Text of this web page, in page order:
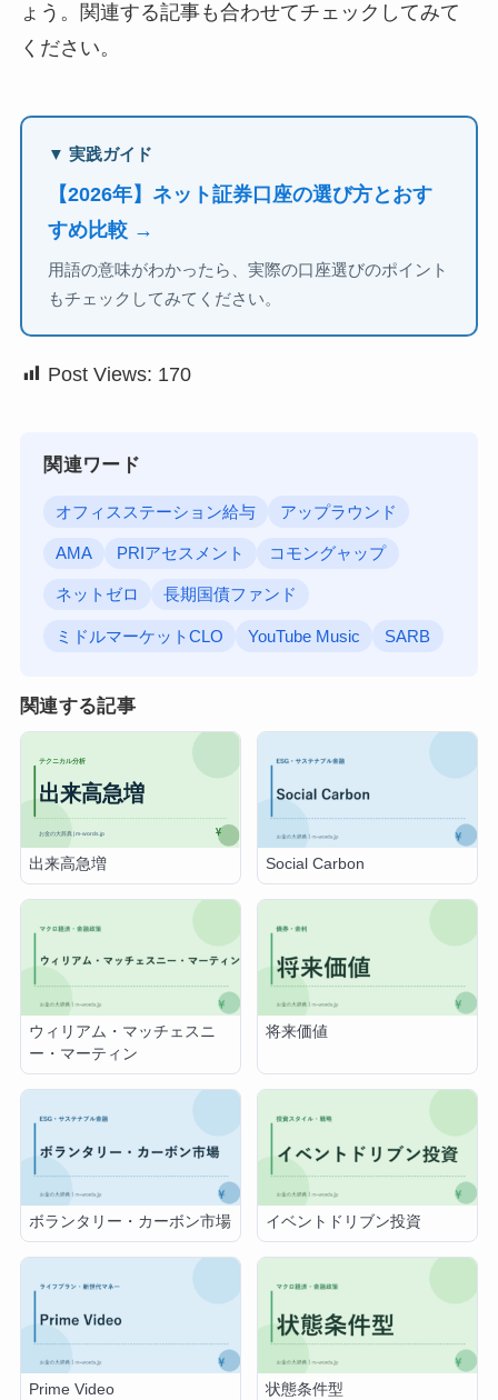
ょう。関連する記事も合わせてチェックしてみて
ください。
▼ 実践ガイド
【2026年】ネット証券口座の選び方とおす
すめ比較 →
用語の意味がわかったら、実際の口座選びのポイント
もチェックしてみてください。
Post Views: 170
関連ワード
オフィスステーション給与 アップラウンド
AMA PRIアセスメント コモングャップ
ネットゼロ 長期国債ファンド
ミドルマーケットCLO YouTube Music SARB
関連する記事
出来高急増 Social Carbon
ウィリアム・マッチェスニ
ー・マーティン
将来価値
ボランタリー・カーボン市場 イベントドリブン投資
Prime Video 状態条件型